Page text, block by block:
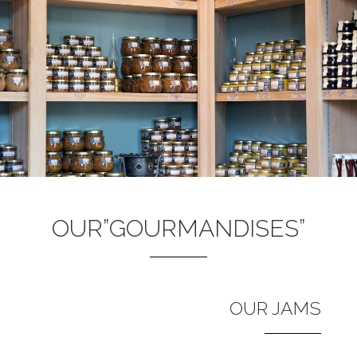
OUR”GOURMANDISES”
OUR JAMS